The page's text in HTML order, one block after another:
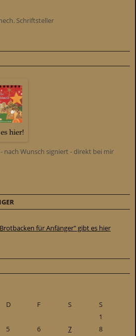
Schriftsteller
nach Wunsch signiert - direkt bei mir
für Anfänger" gibt es hier
D F S
S
1
5 6 7
8